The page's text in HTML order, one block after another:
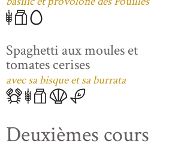
Spaghetti aux moules et
tomates cerises
avec sa bisque et sa burrata
Deuxièmes cours